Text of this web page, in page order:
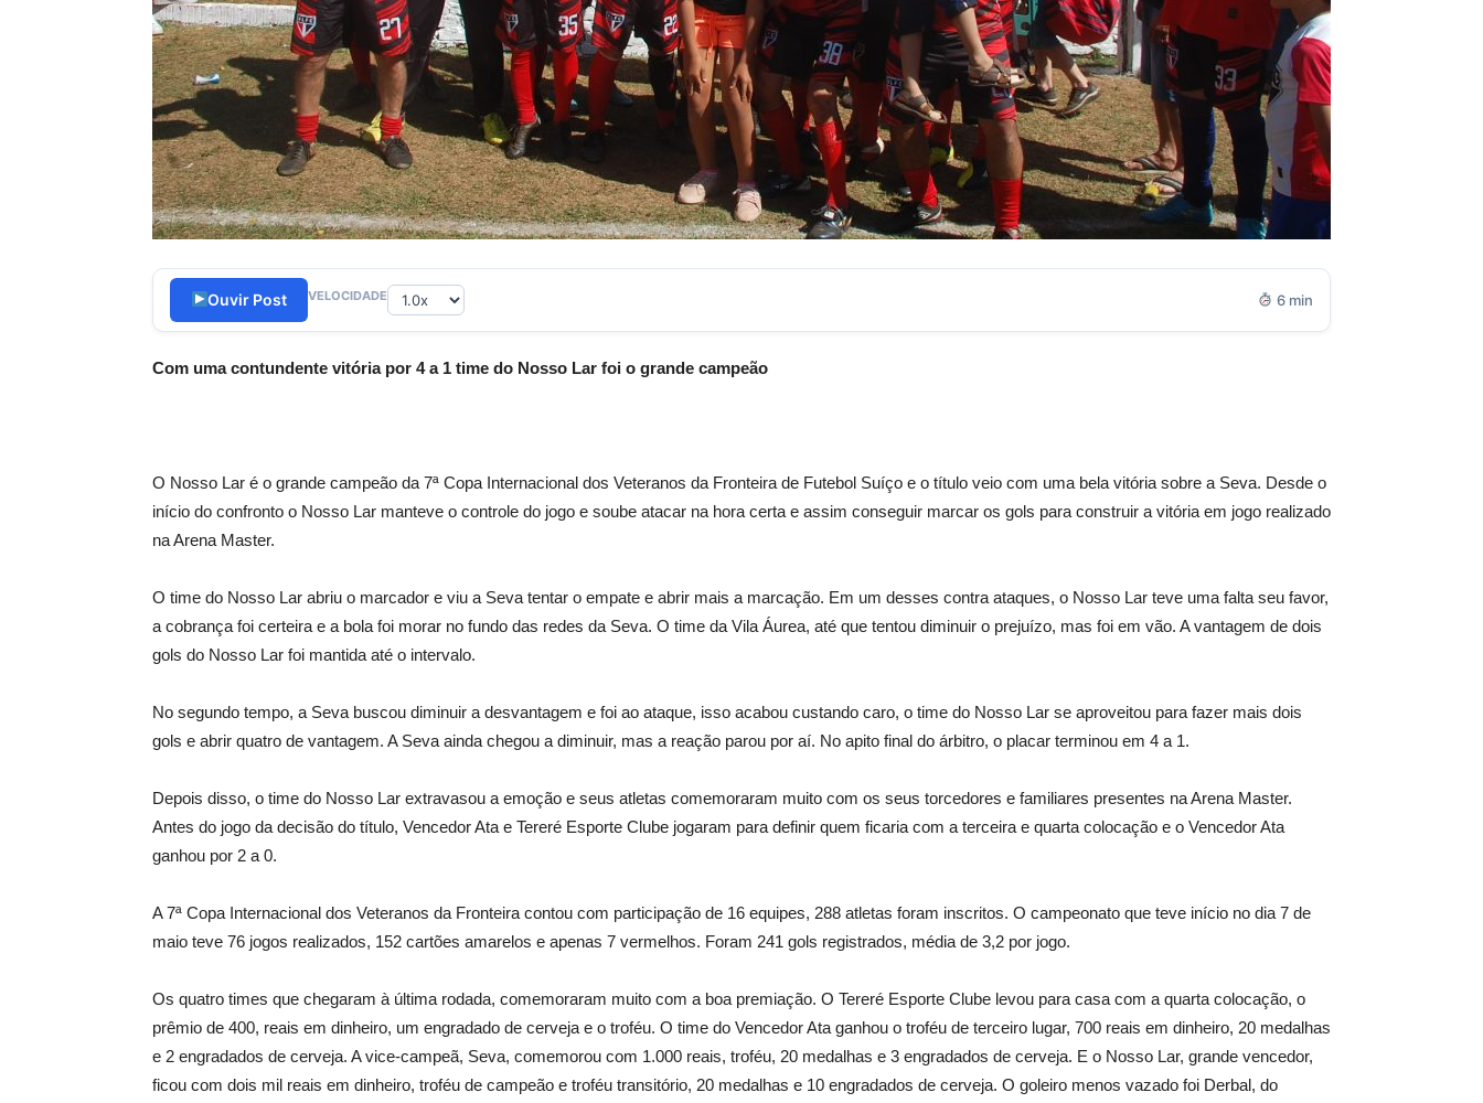
Ouvir Post VELOCIDADE 6 min
Com uma contundente vitória por 4 a 1 time do Nosso Lar foi o grande campeão
O Nosso Lar é o grande campeão da 7ª Copa Internacional dos Veteranos da Fronteira de Futebol Suíço e o título veio com uma bela vitória sobre a Seva. Desde o
início do confronto o Nosso Lar manteve o controle do jogo e soube atacar na hora certa e assim conseguir marcar os gols para construir a vitória em jogo realizado
na Arena Master.
O time do Nosso Lar abriu o marcador e viu a Seva tentar o empate e abrir mais a marcação. Em um desses contra ataques, o Nosso Lar teve uma falta seu favor,
a cobrança foi certeira e a bola foi morar no fundo das redes da Seva. O time da Vila Áurea, até que tentou diminuir o prejuízo, mas foi em vão. A vantagem de dois
gols do Nosso Lar foi mantida até o intervalo.
No segundo tempo, a Seva buscou diminuir a desvantagem e foi ao ataque, isso acabou custando caro, o time do Nosso Lar se aproveitou para fazer mais dois
gols e abrir quatro de vantagem. A Seva ainda chegou a diminuir, mas a reação parou por aí. No apito final do árbitro, o placar terminou em 4 a 1.
Depois disso, o time do Nosso Lar extravasou a emoção e seus atletas comemoraram muito com os seus torcedores e familiares presentes na Arena Master.
Antes do jogo da decisão do título, Vencedor Ata e Tereré Esporte Clube jogaram para definir quem ficaria com a terceira e quarta colocação e o Vencedor Ata
ganhou por 2 a 0.
A 7ª Copa Internacional dos Veteranos da Fronteira contou com participação de 16 equipes, 288 atletas foram inscritos. O campeonato que teve início no dia 7 de
maio teve 76 jogos realizados, 152 cartões amarelos e apenas 7 vermelhos. Foram 241 gols registrados, média de 3,2 por jogo.
Os quatro times que chegaram à última rodada, comemoraram muito com a boa premiação. O Tereré Esporte Clube levou para casa com a quarta colocação, o
prêmio de 400, reais em dinheiro, um engradado de cerveja e o troféu. O time do Vencedor Ata ganhou o troféu de terceiro lugar, 700 reais em dinheiro, 20 medalhas
e 2 engradados de cerveja. A vice-campeã, Seva, comemorou com 1.000 reais, troféu, 20 medalhas e 3 engradados de cerveja. E o Nosso Lar, grande vencedor,
ficou com dois mil reais em dinheiro, troféu de campeão e troféu transitório, 20 medalhas e 10 engradados de cerveja. O goleiro menos vazado foi Derbal, do